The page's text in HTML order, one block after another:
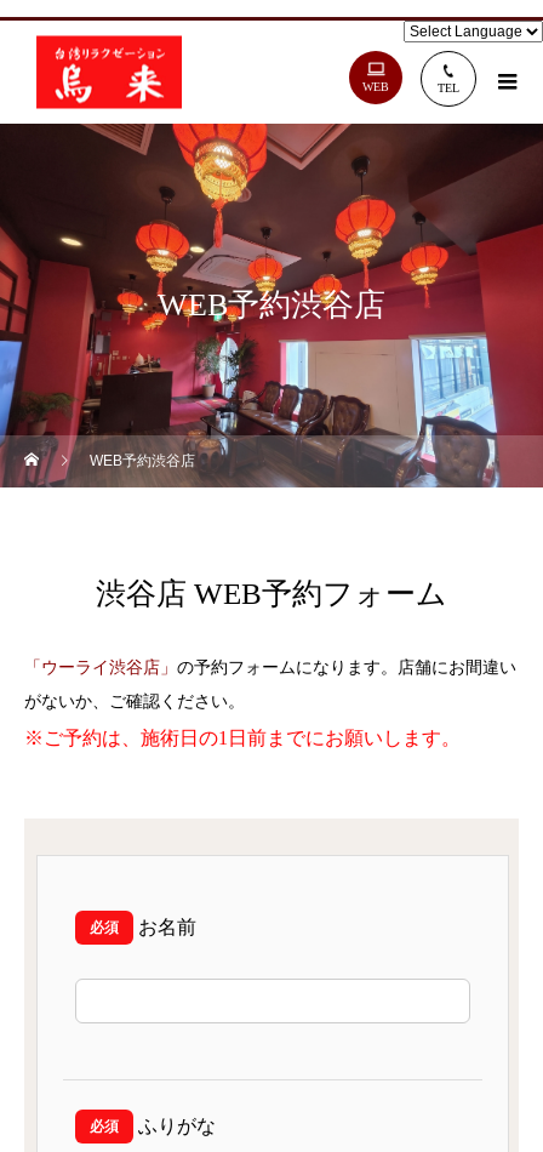
WEB TEL
WEB予約渋谷店
WEB予約渋谷店
渋谷店 WEB予約フォーム
「ウーライ渋谷店」 の予約フォームになります。店舗にお間違い
がないか、ご確認ください。
※ご予約は、施術日の1日前までにお願いします。
お名前
ふりがな